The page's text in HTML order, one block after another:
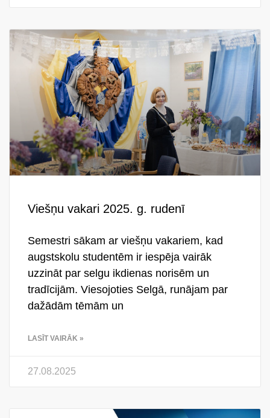
Viešņu vakari 2025. g. rudenī
Semestri sākam ar viešņu vakariem, kad
augstskolu studentēm ir iespēja vairāk
uzzināt par selgu ikdienas norisēm un
tradīcijām. Viesojoties Selgā, runājam par
dažādām tēmām un
LASĪT VAIRĀK »
27.08.2025